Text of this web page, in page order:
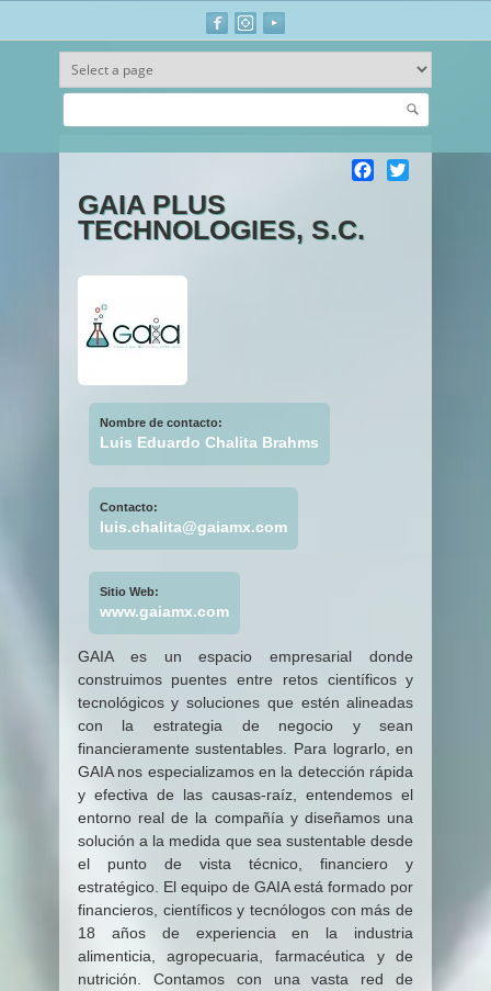
Buscar
Facebook
GAIA PLUS
TECHNOLOGIES, S.C.
Nombre de contacto:
Luis Eduardo Chalita Brahms
Contacto:
luis.chalita@gaiamx.com
Sitio Web:
www.gaiamx.com
GAIA es un espacio empresarial donde
construimos puentes entre retos científicos y
tecnológicos y soluciones que estén alineadas
con la estrategia de negocio y sean
financieramente sustentables. Para lograrlo, en
GAIA nos especializamos en la detección rápida
y efectiva de las causas-raíz, entendemos el
entorno real de la compañía y diseñamos una
solución a la medida que sea sustentable desde
el punto de vista técnico, financiero y
estratégico. El equipo de GAIA está formado por
financieros, científicos y tecnólogos con más de
18 años de experiencia en la industria
alimenticia, agropecuaria, farmacéutica y de
nutrición. Contamos con una vasta red de